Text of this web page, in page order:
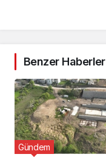
Benzer Haberler
Gündem